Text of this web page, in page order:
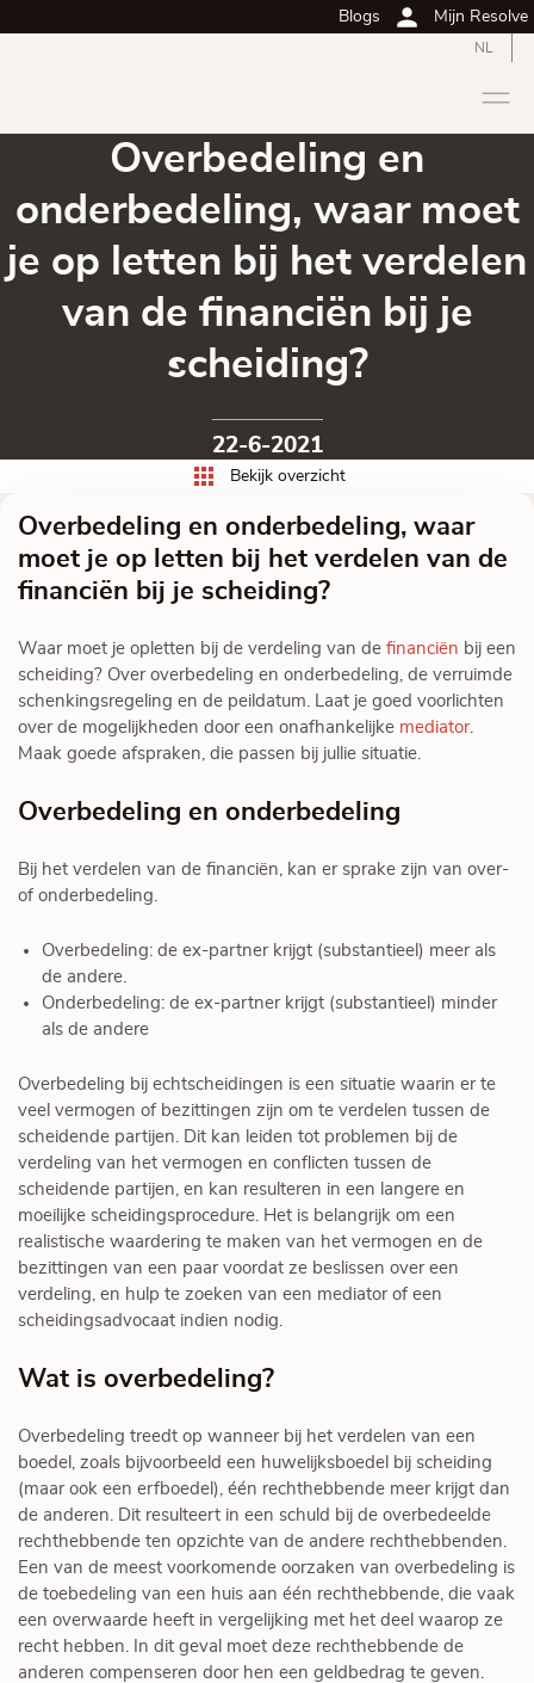
Blogs Mijn Resolve
NL
Overbedeling en
onderbedeling, waar moet
je op letten bij het verdelen
van de financiën bij je
scheiding?
22-6-2021
Bekijk overzicht
Overbedeling en onderbedeling, waar
moet je op letten bij het verdelen van de
financiën bij je scheiding?
Waar moet je opletten bij de verdeling van de financiën bij een
scheiding? Over overbedeling en onderbedeling, de verruimde
schenkingsregeling en de peildatum. Laat je goed voorlichten
over de mogelijkheden door een onafhankelijke mediator.
Maak goede afspraken, die passen bij jullie situatie.
Overbedeling en onderbedeling
Bij het verdelen van de financiën, kan er sprake zijn van over-
of onderbedeling.
Overbedeling: de ex-partner krijgt (substantieel) meer als
de andere.
Onderbedeling: de ex-partner krijgt (substantieel) minder
als de andere
Overbedeling bij echtscheidingen is een situatie waarin er te
veel vermogen of bezittingen zijn om te verdelen tussen de
scheidende partijen. Dit kan leiden tot problemen bij de
verdeling van het vermogen en conflicten tussen de
scheidende partijen, en kan resulteren in een langere en
moeilijke scheidingsprocedure. Het is belangrijk om een ​​
realistische waardering te maken van het vermogen en de
bezittingen van een paar voordat ze beslissen over een
verdeling, en hulp te zoeken van een mediator of een
scheidingsadvocaat indien nodig.
Wat is overbedeling?
Overbedeling treedt op wanneer bij het verdelen van een
boedel, zoals bijvoorbeeld een huwelijksboedel bij scheiding
(maar ook een erfboedel), één rechthebbende meer krijgt dan
de anderen. Dit resulteert in een schuld bij de overbedeelde
rechthebbende ten opzichte van de andere rechthebbenden.
Een van de meest voorkomende oorzaken van overbedeling is
de toebedeling van een huis aan één rechthebbende, die vaak
een overwaarde heeft in vergelijking met het deel waarop ze
recht hebben. In dit geval moet deze rechthebbende de
anderen compenseren door hen een geldbedrag te geven.